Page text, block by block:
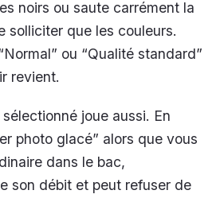
noirs ou saute carrément la
solliciter que les couleurs.
ou “Qualité standard”
revient.
joue aussi. En
photo glacé” alors que vous
dans le bac,
son débit et peut refuser de